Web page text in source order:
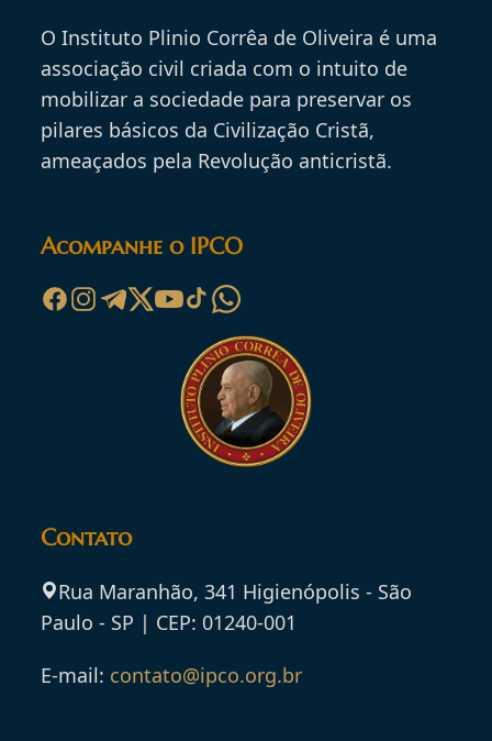
O Instituto Plinio Corrêa de Oliveira é uma
associação civil criada com o intuito de
mobilizar a sociedade para preservar os
pilares básicos da Civilização Cristã,
ameaçados pela Revolução anticristã.
Acompanhe o IPCO
Contato
Rua Maranhão, 341 Higienópolis - São
Paulo - SP | CEP: 01240-001
E-mail: contato@ipco.org.br